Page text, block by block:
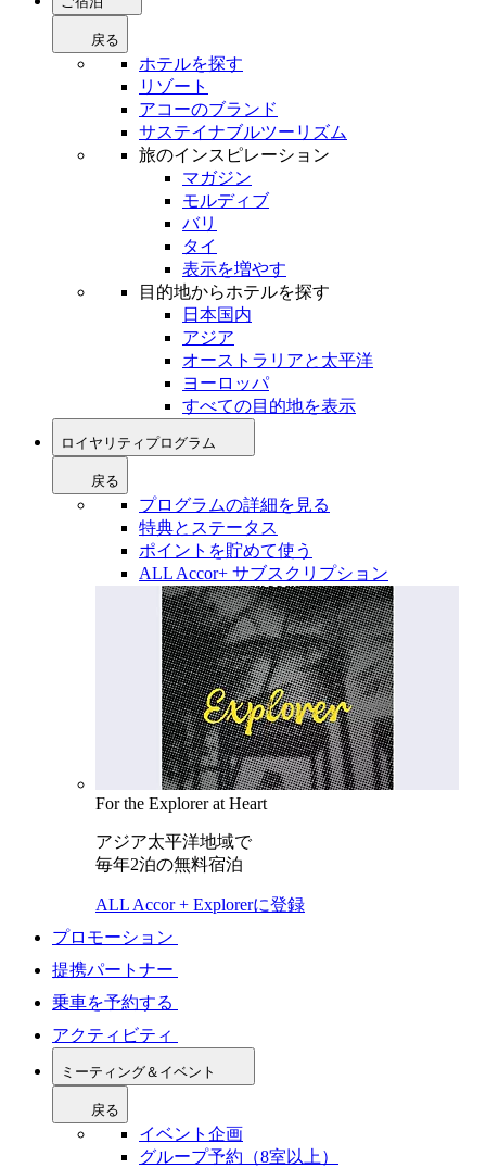
戻る
ホテルを探す
リゾート
アコーのブランド
サステイナブルツーリズム
旅のインスピレーション
マガジン
モルディブ
バリ
タイ
表示を増やす
目的地からホテルを探す
日本国内
アジア
オーストラリアと太平洋
ヨーロッパ
すべての目的地を表示
ロイヤリティプログラム
戻る
プログラムの詳細を見る
特典とステータス
ポイントを貯めて使う
ALL Accor+ サブスクリプション
For the Explorer at Heart
アジア太平洋地域で
毎年2泊の無料宿泊
ALL Accor + Explorerに登録
プロモーション
提携パートナー
乗車を予約する
アクティビティ
ミーティング＆イベント
戻る
イベント企画
グループ予約（8室以上）